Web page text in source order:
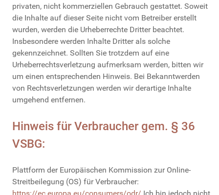
privaten, nicht kommerziellen Gebrauch gestattet. Soweit
die Inhalte auf dieser Seite nicht vom Betreiber erstellt
wurden, werden die Urheberrechte Dritter beachtet.
Insbesondere werden Inhalte Dritter als solche
gekennzeichnet. Sollten Sie trotzdem auf eine
Urheberrechtsverletzung aufmerksam werden, bitten wir
um einen entsprechenden Hinweis. Bei Bekanntwerden
von Rechtsverletzungen werden wir derartige Inhalte
umgehend entfernen.
Hinweis für Verbraucher gem. § 36
VSBG:
Plattform der Europäischen Kommission zur Online-
Streitbeilegung (OS) für Verbraucher: